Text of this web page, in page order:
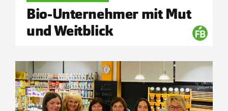
Bio-Unternehmer mit Mut
und Weitblick